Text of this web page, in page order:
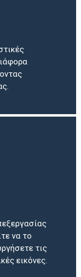
να το
τις
εικόνες.